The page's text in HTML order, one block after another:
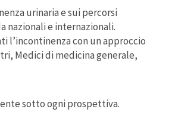
urinaria e sui percorsi
nazionali e internazionali.
l’incontinenza con un approccio
Medici di medicina generale,
sotto ogni prospettiva.